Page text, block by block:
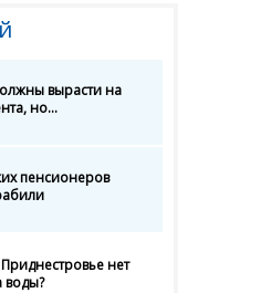
вырасти на
но...
пенсионеров
нет
воды?